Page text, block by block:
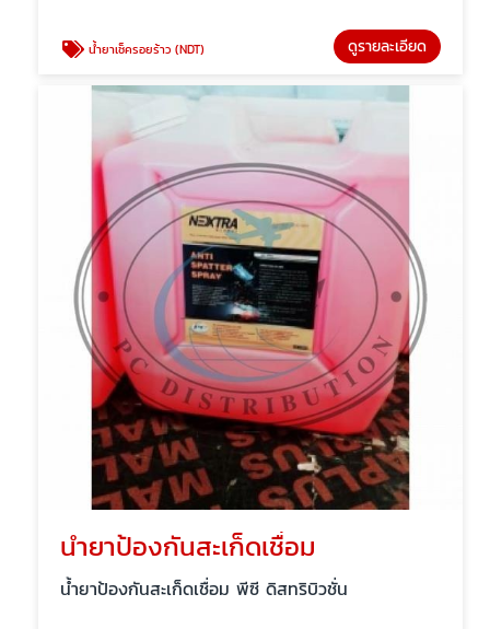
น้ำยาเช็ครอยร้าว (NDT) ดูรายละเอียด
น้ำยาป้องกันสะเก็ดเชื่อม
น้ำยาป้องกันสะเก็ดเชื่อม พีซี ดิสทริบิวชั่น